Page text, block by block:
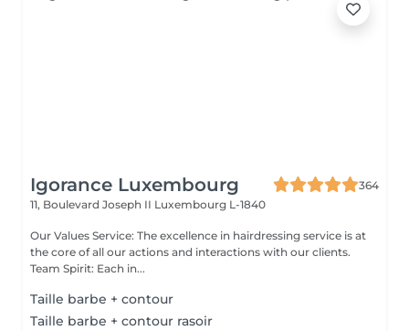
Igorance Luxembourg
364
11, Boulevard Joseph II Luxembourg L-1840
Our Values Service: The excellence in hairdressing service is at
the core of all our actions and interactions with our clients.
Team Spirit: Each in...
Taille barbe + contour
Taille barbe + contour rasoir